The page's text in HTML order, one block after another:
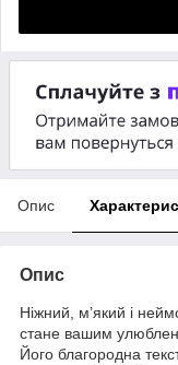
Опис
Опис
Ніжний, м’який і
стане вашим
Його благородна